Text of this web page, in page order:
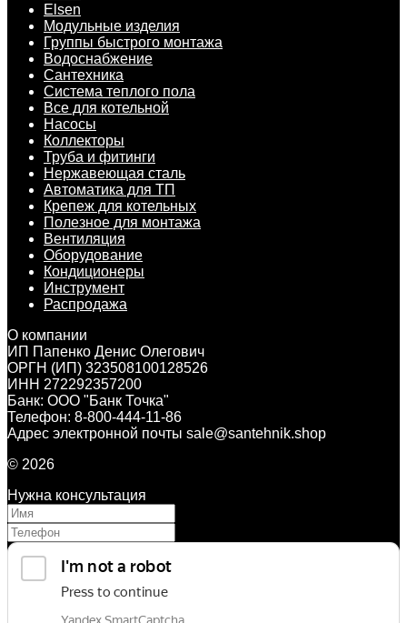
Elsen
Модульные изделия
Группы быстрого монтажа
Водоснабжение
Сантехника
Система теплого пола
Все для котельной
Насосы
Коллекторы
Труба и фитинги
Нержавеющая сталь
Автоматика для ТП
Крепеж для котельных
Полезное для монтажа
Вентиляция
Оборудование
Кондиционеры
Инструмент
Распродажа
О компании
ИП Папенко Денис Олегович
ОРГН (ИП) 323508100128526
ИНН 272292357200
Банк: ООО "Банк Точка"
Телефон: 8-800-444-11-86
Адрес электронной почты sale@santehnik.shop
© 2026
Нужна консультация